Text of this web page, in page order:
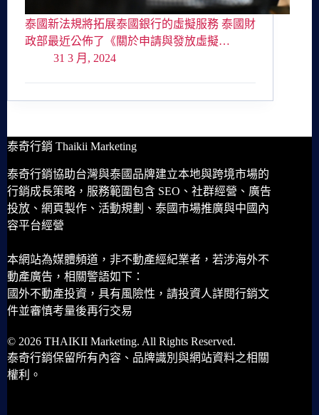
泰國新法規將拓展泰國銀行的虛擬服務 泰國財
政部最近公佈了《關於申請與發放虛擬…
31 3 月, 2024
泰奇行銷 Thaikii Marketing
泰奇行銷協助台灣與泰國品牌建立本地與跨境市場的
行銷成長策略，服務範圍包含 SEO、社群經營、廣告
投放、網頁製作、活動規劃、泰國市場推廣與中國內
容平台經營
本網站為媒體頻道，非不動產經紀業者，若涉海外不
動產廣告，相關警語如下：
國外不動產投資，具有風險性，請投資人詳閱行銷文
件並審慎考量後再行交易
© 2026 THAIKII Marketing. All Rights Reserved.
泰奇行銷保留所有內容、品牌識別與網站資料之相關
權利。